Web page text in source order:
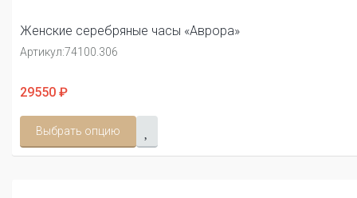
Женские серебряные часы «Аврора»
Артикул:74100.306
29550 ₽
Выбрать опцию